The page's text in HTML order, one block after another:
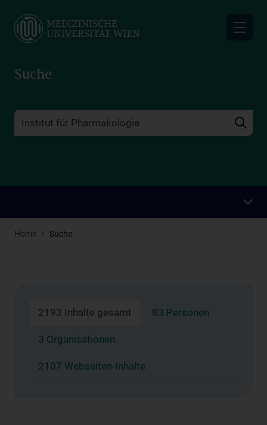
main
Suche
Home Suche
2193 Inhalte gesamt 83 Personen
3 Organisationen
2107 Webseiten-Inhalte